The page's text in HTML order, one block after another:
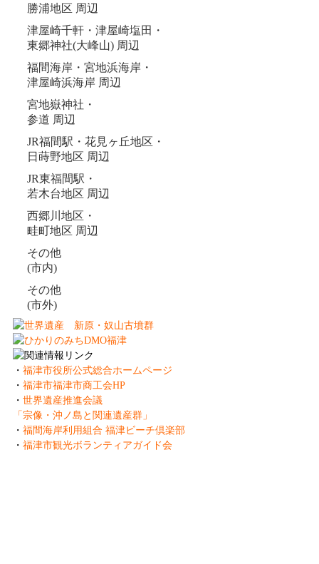
勝浦地区 周辺
津屋崎千軒・津屋崎塩田・
東郷神社(大峰山) 周辺
福間海岸・宮地浜海岸・
津屋崎浜海岸 周辺
宮地嶽神社・
参道 周辺
JR福間駅・花見ヶ丘地区・
日蒔野地区 周辺
JR東福間駅・
若木台地区 周辺
西郷川地区・
畦町地区 周辺
その他
(市内)
その他
(市外)
・ 福津市役所公式総合ホームページ
・ 福津市福津市商工会HP
・ 世界遺産推進会議
「宗像・沖ノ島と関連遺産群」
・ 福間海岸利用組合 福津ビーチ倶楽部
・ 福津市観光ボランティアガイド会